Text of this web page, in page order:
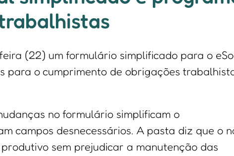
(22) um formulário simplificado para o
o cumprimento de obrigações
no formulário simplificam o
campos desnecessários. A pasta diz que o
sem prejudicar a manutenção das